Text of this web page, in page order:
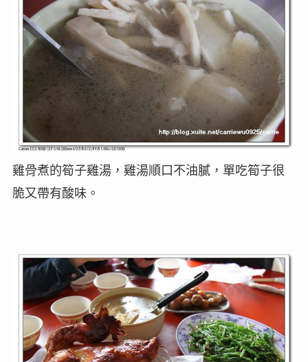
雞骨煮的筍子雞湯，雞湯順口不油膩，單吃筍子很
脆又帶有酸味。